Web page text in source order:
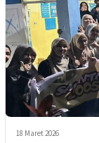
18 Maret 2026